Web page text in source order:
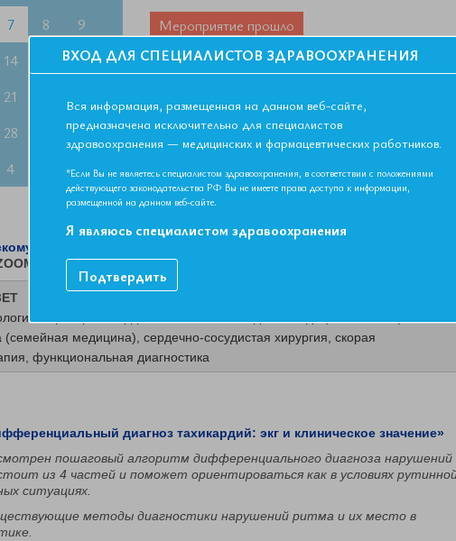
7 8
9
14
16
21
28
30
4 6
Мероприятие прошло
Дата начала:19.10.2022
Время начала лекций:16:00 - 18:00
Город:ОНЛАЙН ФОРМАТ
Контактная информация:+7 495 708 42 23
времени
гериатрия, кардиология, лечебное дело, медицинская биофизика,
медицина), сердечно-сосудистая хирургия, скорая
функциональная диагностика
диагноз тахикардий: экг и клиническое значение»
пошаговый алгоритм дифференциального диагноза нарушений
из 4 частей и поможет ориентироваться как в условиях
ситуациях.
методы диагностики нарушений ритма и их место в
ВХОД ДЛЯ СПЕЦИАЛИСТОВ ЗДРАВООХРАНЕНИЯ
Вся информация, размещенная на данном веб-сайте,
предназначена исключительно для специалистов
здравоохранения — медицинских и фармацевтических работников.
*Если Вы не являетесь специалистом здравоохранения, в соответствии с положениями
действующего законодательства РФ Вы не имеете права доступа к информации,
размещенной на данном веб-сайте.
Я являюсь специалистом здравоохранения
Подтвердить